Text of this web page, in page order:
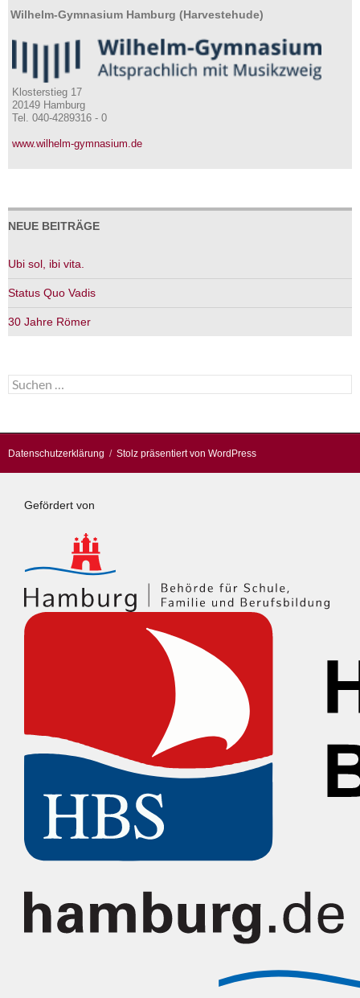
Wilhelm-Gymnasium Hamburg (Harvestehude)
Klosterstieg 17
20149 Hamburg
Tel. 040-4289316 - 0
www.wilhelm-gymnasium.de
NEUE BEITRÄGE
Ubi sol, ibi vita.
Status Quo Vadis
30 Jahre Römer
Suchen
nach:
Datenschutzerklärung Stolz präsentiert von WordPress
Gefördert von